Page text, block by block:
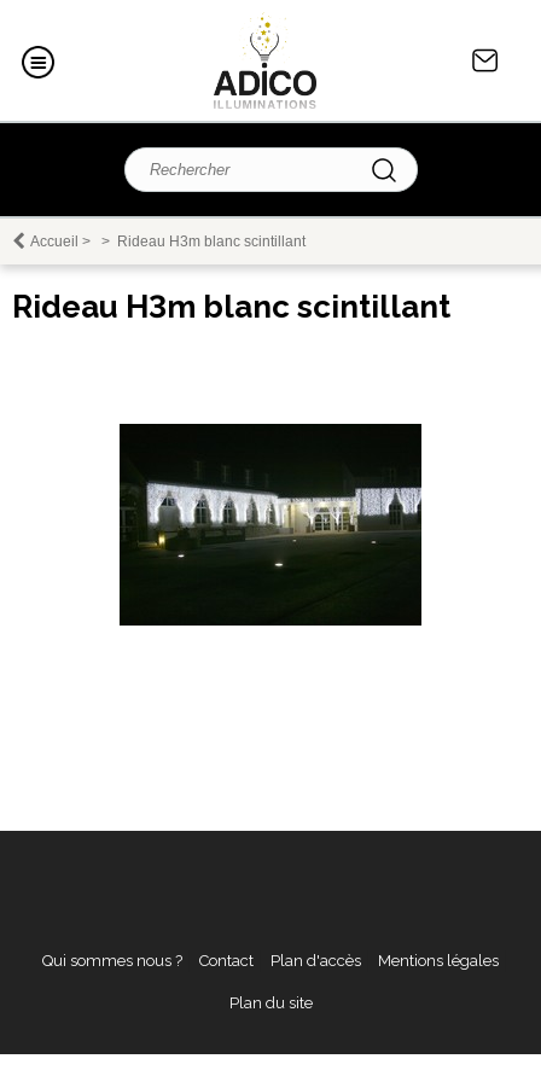
Accueil > > Rideau H3m blanc scintillant
Rideau H3m blanc scintillant
Qui sommes nous ? Contact Plan d'accès Mentions légales
Plan du site